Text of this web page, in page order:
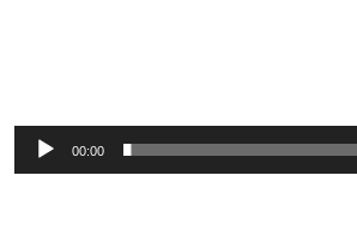
00:00